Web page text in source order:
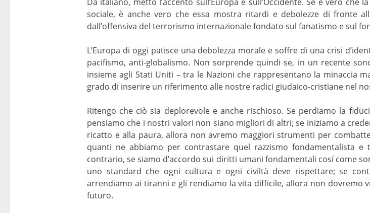
sociale, è anche vero che essa mostra ritardi e debolezze di fronte
dall’offensiva del terrorismo internazionale fondato sul fanatismo e sul
L’Europa di oggi patisce una debolezza morale e soffre di una crisi
pacifismo, anti-globalismo. Non sorprende quindi se, in un recente
insieme agli Stati Uniti – tra le Nazioni che rappresentano la minaccia
grado di inserire un riferimento alle nostre radici giudaico-cristiane nel
Ritengo che ciò sia deplorevole e anche rischioso. Se perdiamo la
pensiamo che i nostri valori non siano migliori di altri; se iniziamo a
ricatto e alla paura, allora non avremo maggiori strumenti per
quanti ne abbiamo per contrastare quel razzismo fondamentalista
contrario, se siamo d’accordo sui diritti umani fondamentali cosí come
uno standard che ogni cultura e ogni civiltà deve rispettare; se
arrendiamo ai tiranni e gli rendiamo la vita difficile, allora non dovremo
futuro.